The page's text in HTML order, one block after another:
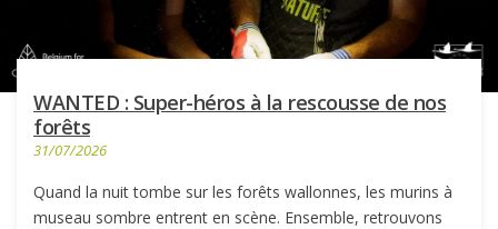
WANTED : Super-héros à la rescousse de nos
forêts
31/07/2026
Quand la nuit tombe sur les forêts wallonnes, les murins à
museau sombre entrent en scène. Ensemble, retrouvons